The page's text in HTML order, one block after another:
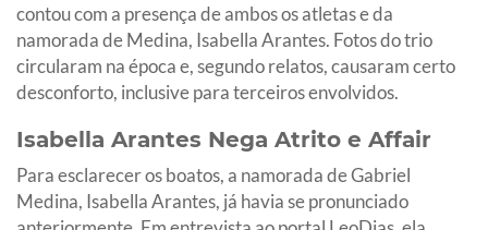
contou com a presença de ambos os atletas e da
namorada de Medina, Isabella Arantes. Fotos do trio
circularam na época e, segundo relatos, causaram certo
desconforto, inclusive para terceiros envolvidos.
Isabella Arantes Nega Atrito e Affair
Para esclarecer os boatos, a namorada de Gabriel
Medina, Isabella Arantes, já havia se pronunciado